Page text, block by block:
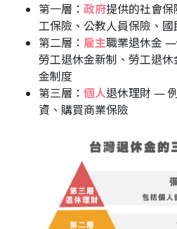
第一層： 政府提供的社會
工保險、公教人員保險、國
第二層： 雇主職業退休金 —
勞工退休金新制、勞工退
金制度
第三層： 個人退休理財 —
資、購買商業保險